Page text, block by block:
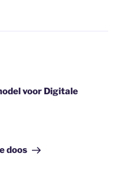
voor Digitale
doos